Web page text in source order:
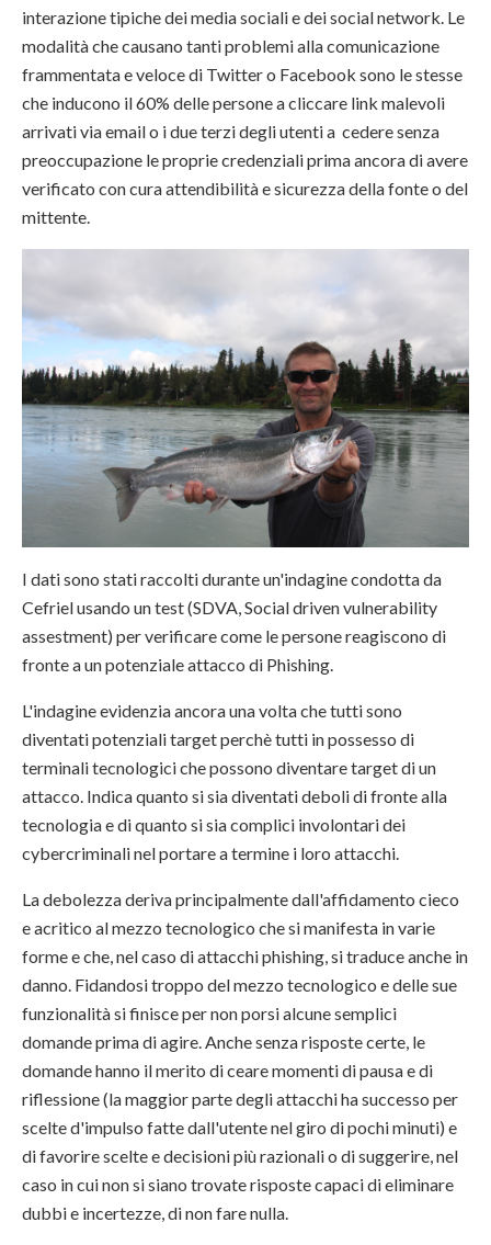
interazione tipiche dei media sociali e dei social network. Le
modalità che causano tanti problemi alla comunicazione
frammentata e veloce di Twitter o Facebook sono le stesse
che inducono il 60% delle persone a cliccare link malevoli
arrivati via email o i due terzi degli utenti a cedere senza
preoccupazione le proprie credenziali prima ancora di avere
verificato con cura attendibilità e sicurezza della fonte o del
mittente.
I dati sono stati raccolti durante un'indagine condotta da
Cefriel usando un test (SDVA, Social driven vulnerability
assestment) per verificare come le persone reagiscono di
fronte a un potenziale attacco di Phishing.
L'indagine evidenzia ancora una volta che tutti sono
diventati potenziali target perchè tutti in possesso di
terminali tecnologici che possono diventare target di un
attacco. Indica quanto si sia diventati deboli di fronte alla
tecnologia e di quanto si sia complici involontari dei
cybercriminali nel portare a termine i loro attacchi.
La debolezza deriva principalmente dall'affidamento cieco
e acritico al mezzo tecnologico che si manifesta in varie
forme e che, nel caso di attacchi phishing, si traduce anche in
danno. Fidandosi troppo del mezzo tecnologico e delle sue
funzionalità si finisce per non porsi alcune semplici
domande prima di agire. Anche senza risposte certe, le
domande hanno il merito di ceare momenti di pausa e di
riflessione (la maggior parte degli attacchi ha successo per
scelte d'impulso fatte dall'utente nel giro di pochi minuti) e
di favorire scelte e decisioni più razionali o di suggerire, nel
caso in cui non si siano trovate risposte capaci di eliminare
dubbi e incertezze, di non fare nulla.